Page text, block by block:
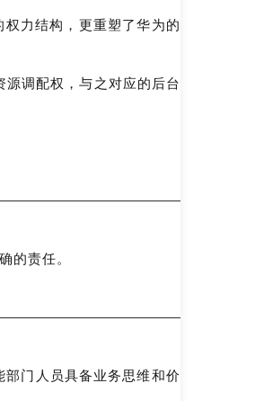
权力结构，更重塑了华为的
源调配权，与之对应的后台
的责任。
门人员具备业务思维和价